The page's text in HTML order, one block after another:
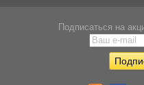
Подписаться на